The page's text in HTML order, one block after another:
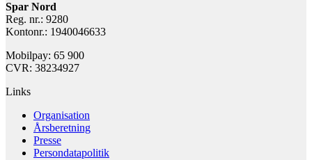
Spar Nord
Reg. nr.: 9280
Kontonr.: 1940046633
Mobilpay: 65 900
CVR: 38234927
Links
Organisation
Årsberetning
Presse
Persondatapolitik